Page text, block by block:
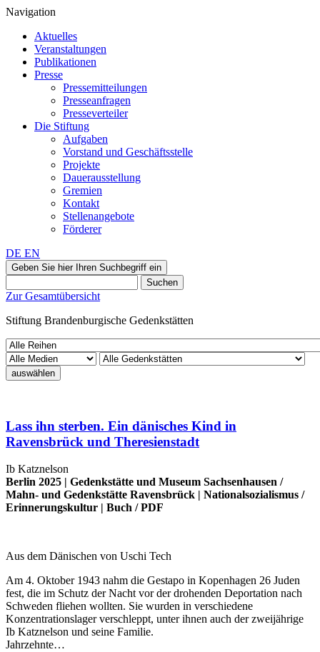
Navigation
Aktuelles
Veranstaltungen
Publikationen
Presse
Pressemitteilungen
Presseanfragen
Presseverteiler
Die Stiftung
Aufgaben
Vorstand und Geschäftsstelle
Projekte
Dauerausstellung
Gremien
Kontakt
Stellenangebote
Förderer
DE EN
Geben Sie hier Ihren Suchbegriff ein
Suchen
Zur Gesamtübersicht
Stiftung Brandenburgische Gedenkstätten
auswählen
Lass ihn sterben. Ein dänisches Kind in
Ravensbrück und Theresienstadt
Ib Katznelson
Berlin 2025 | Gedenkstätte und Museum Sachsenhausen /
Mahn- und Gedenkstätte Ravensbrück | Nationalsozialismus /
Erinnerungskultur | Buch /PDF
Aus dem Dänischen von Uschi Tech
Am 4. Oktober 1943 nahm die Gestapo in Kopenhagen 26 Juden
fest, die im Schutz der Nacht vor der drohenden Deportation nach
Schweden fliehen wollten. Sie wurden in verschiedene
Konzentrationslager verschleppt, unter ihnen auch der zweijährige
Ib Katznelson und seine Familie.
Jahrzehnte…